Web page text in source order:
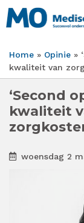
Overslaan
en
inhoud
gaan
Kruimelpad
Home Opinie
kwaliteit van
‘Second
kwaliteit
woensdag 2